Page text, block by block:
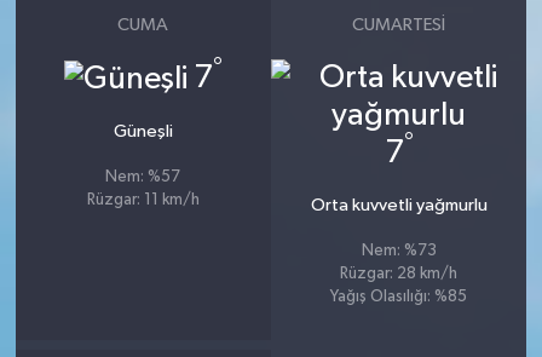
CUMA
7°
Güneşli
Nem: %57
Rüzgar: 11 km/h
CUMARTESI
7°
Orta kuvvetli yağmurlu
Nem: %73
Rüzgar: 28 km/h
Yağış Olasılığı: %85